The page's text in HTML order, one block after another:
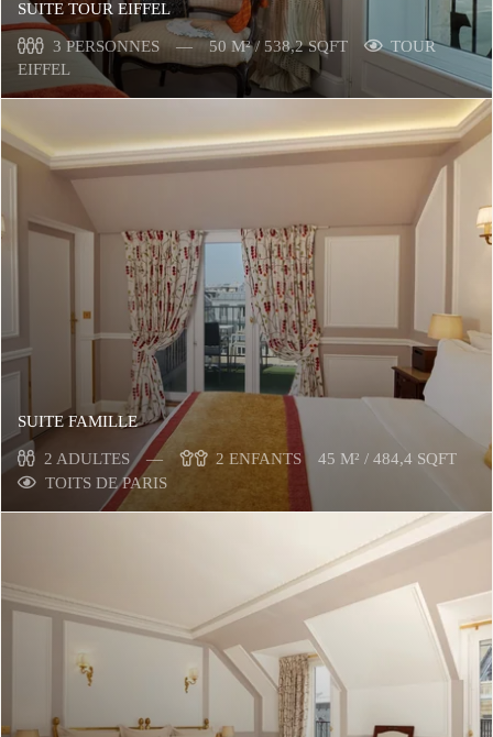
SUITE TOUR EIFFEL
3 PERSONNES 50 M² / 538,2 SQFT
TOUR
EIFFEL
SUITE FAMILLE
2 ADULTES 2 ENFANTS
45 M² / 484,4 SQFT
TOITS DE PARIS